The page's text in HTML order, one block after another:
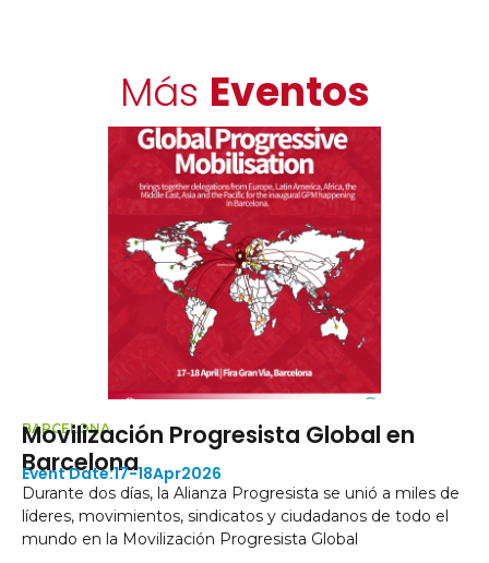
Más Eventos
Progresista Global en
17-18Apr2026
dos días, la Alianza Progresista se unió a miles de
movimientos, sindicatos y ciudadanos de todo el
en la Movilización Progresista Global